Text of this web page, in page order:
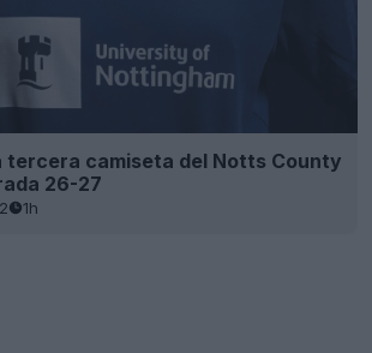
tercera camiseta del Notts County
26-27
1h